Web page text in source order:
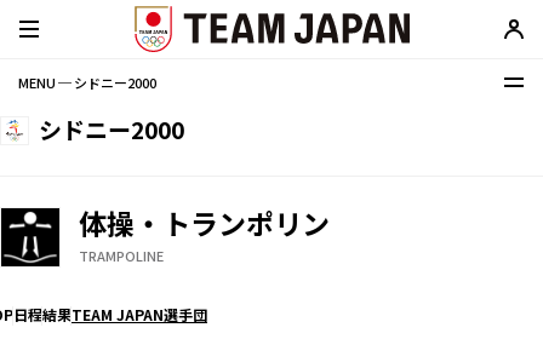
MENU ─ シドニー2000
シドニー2000
体操・トランポリン
TRAMPOLINE
日程結果TEAM JAPAN選手団